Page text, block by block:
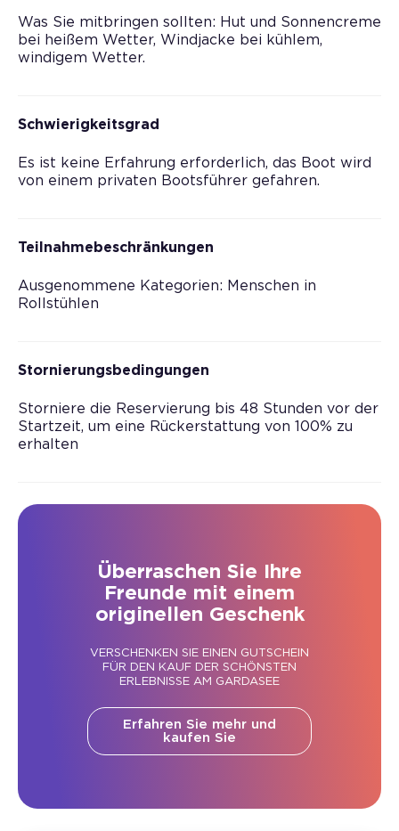
Was Sie mitbringen sollten: Hut und Sonnencreme
bei heißem Wetter, Windjacke bei kühlem,
windigem Wetter.
Schwierigkeitsgrad
Es ist keine Erfahrung erforderlich, das Boot wird
von einem privaten Bootsführer gefahren.
Teilnahmebeschränkungen
Ausgenommene Kategorien: Menschen in
Rollstühlen
Stornierungsbedingungen
Storniere die Reservierung bis 48 Stunden vor der
Startzeit, um eine Rückerstattung von 100% zu
erhalten
Überraschen Sie Ihre
Freunde mit einem
originellen Geschenk
VERSCHENKEN SIE EINEN GUTSCHEIN
FÜR DEN KAUF DER SCHÖNSTEN
ERLEBNISSE AM GARDASEE
Erfahren Sie mehr und
kaufen Sie